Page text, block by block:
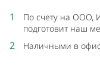
1
По счету на ООО,
подготовит наш
2 Наличными в